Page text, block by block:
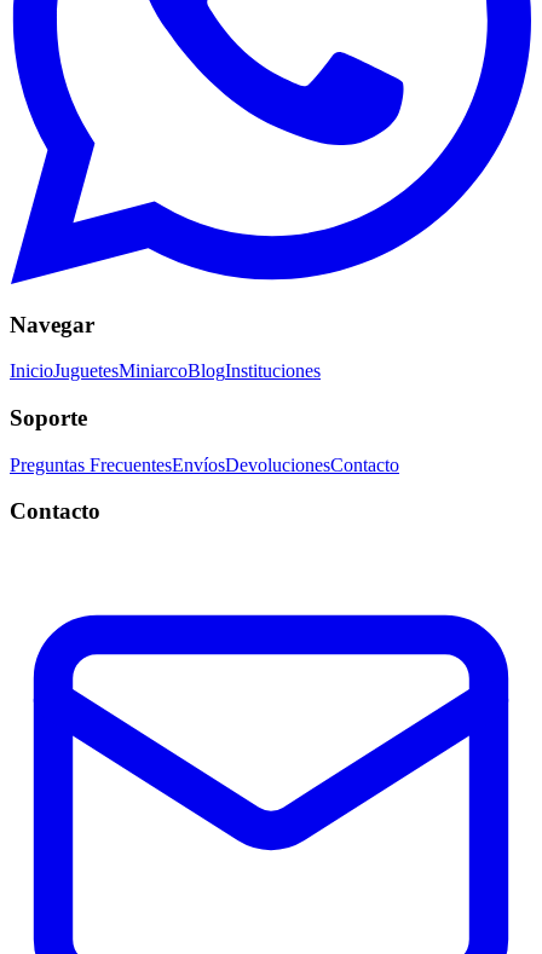
Navegar
InicioJuguetesMiniarcoBlogInstituciones
Soporte
Preguntas FrecuentesEnvíosDevolucionesContacto
Contacto